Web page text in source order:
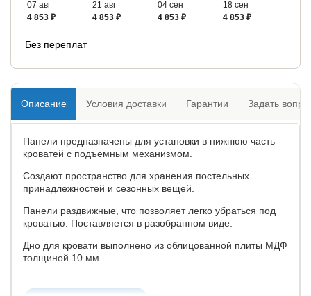
07 авг
4 853 ₽
21 авг
4 853 ₽
04 сен
4 853 ₽
18 сен
4 853 ₽
Без переплат
Описание Условия доставки Гарантии Задать
Панели предназначены для установки в нижнюю часть
кроватей c подъемным механизмом.
Создают пространство для хранения постельных
принадлежностей и сезонных вещей.
Панели раздвижные, что позволяет легко убраться под
кроватью. Поставляется в разобранном виде.
Дно для кровати выполнено из облицованной плиты МДФ
толщиной 10 мм.